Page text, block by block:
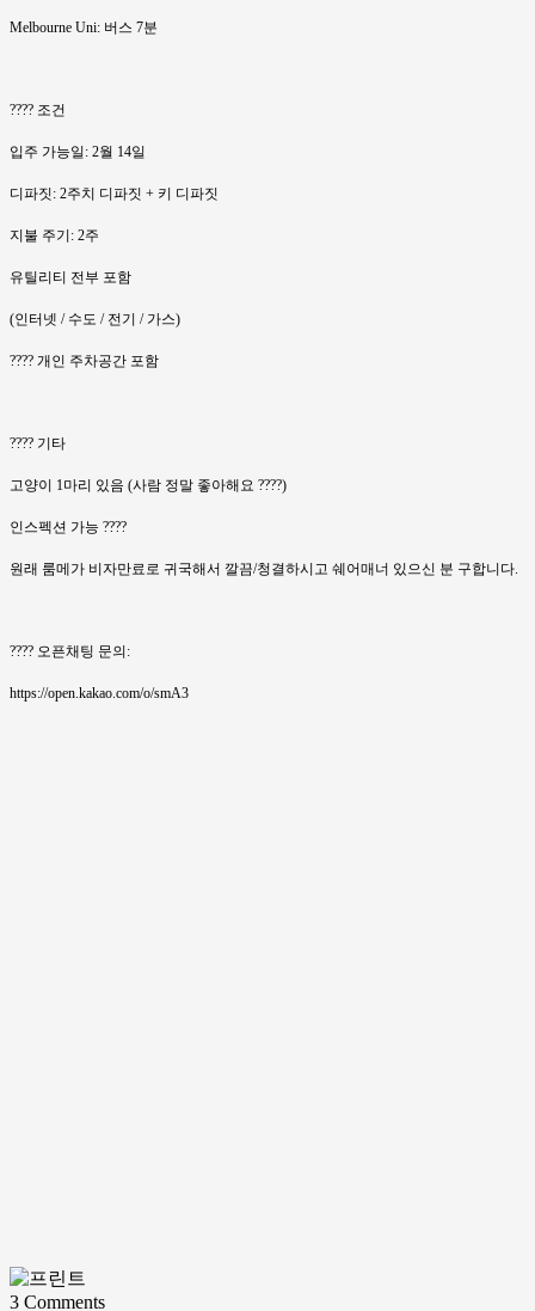
Melbourne Uni: 버스 7분
???? 조건
입주 가능일: 2월 14일
디파짓: 2주치 디파짓 + 키 디파짓
지불 주기: 2주
유틸리티 전부 포함
(인터넷 / 수도 / 전기 / 가스)
???? 개인 주차공간 포함
???? 기타
고양이 1마리 있음 (사람 정말 좋아해요 ????)
인스펙션 가능 ????
원래 룸메가 비자만료로 귀국해서 깔끔/청결하시고 쉐어매너 있으신 분 구합니다.
???? 오픈채팅 문의:
https://open.kakao.com/o/smA3
3 Comments